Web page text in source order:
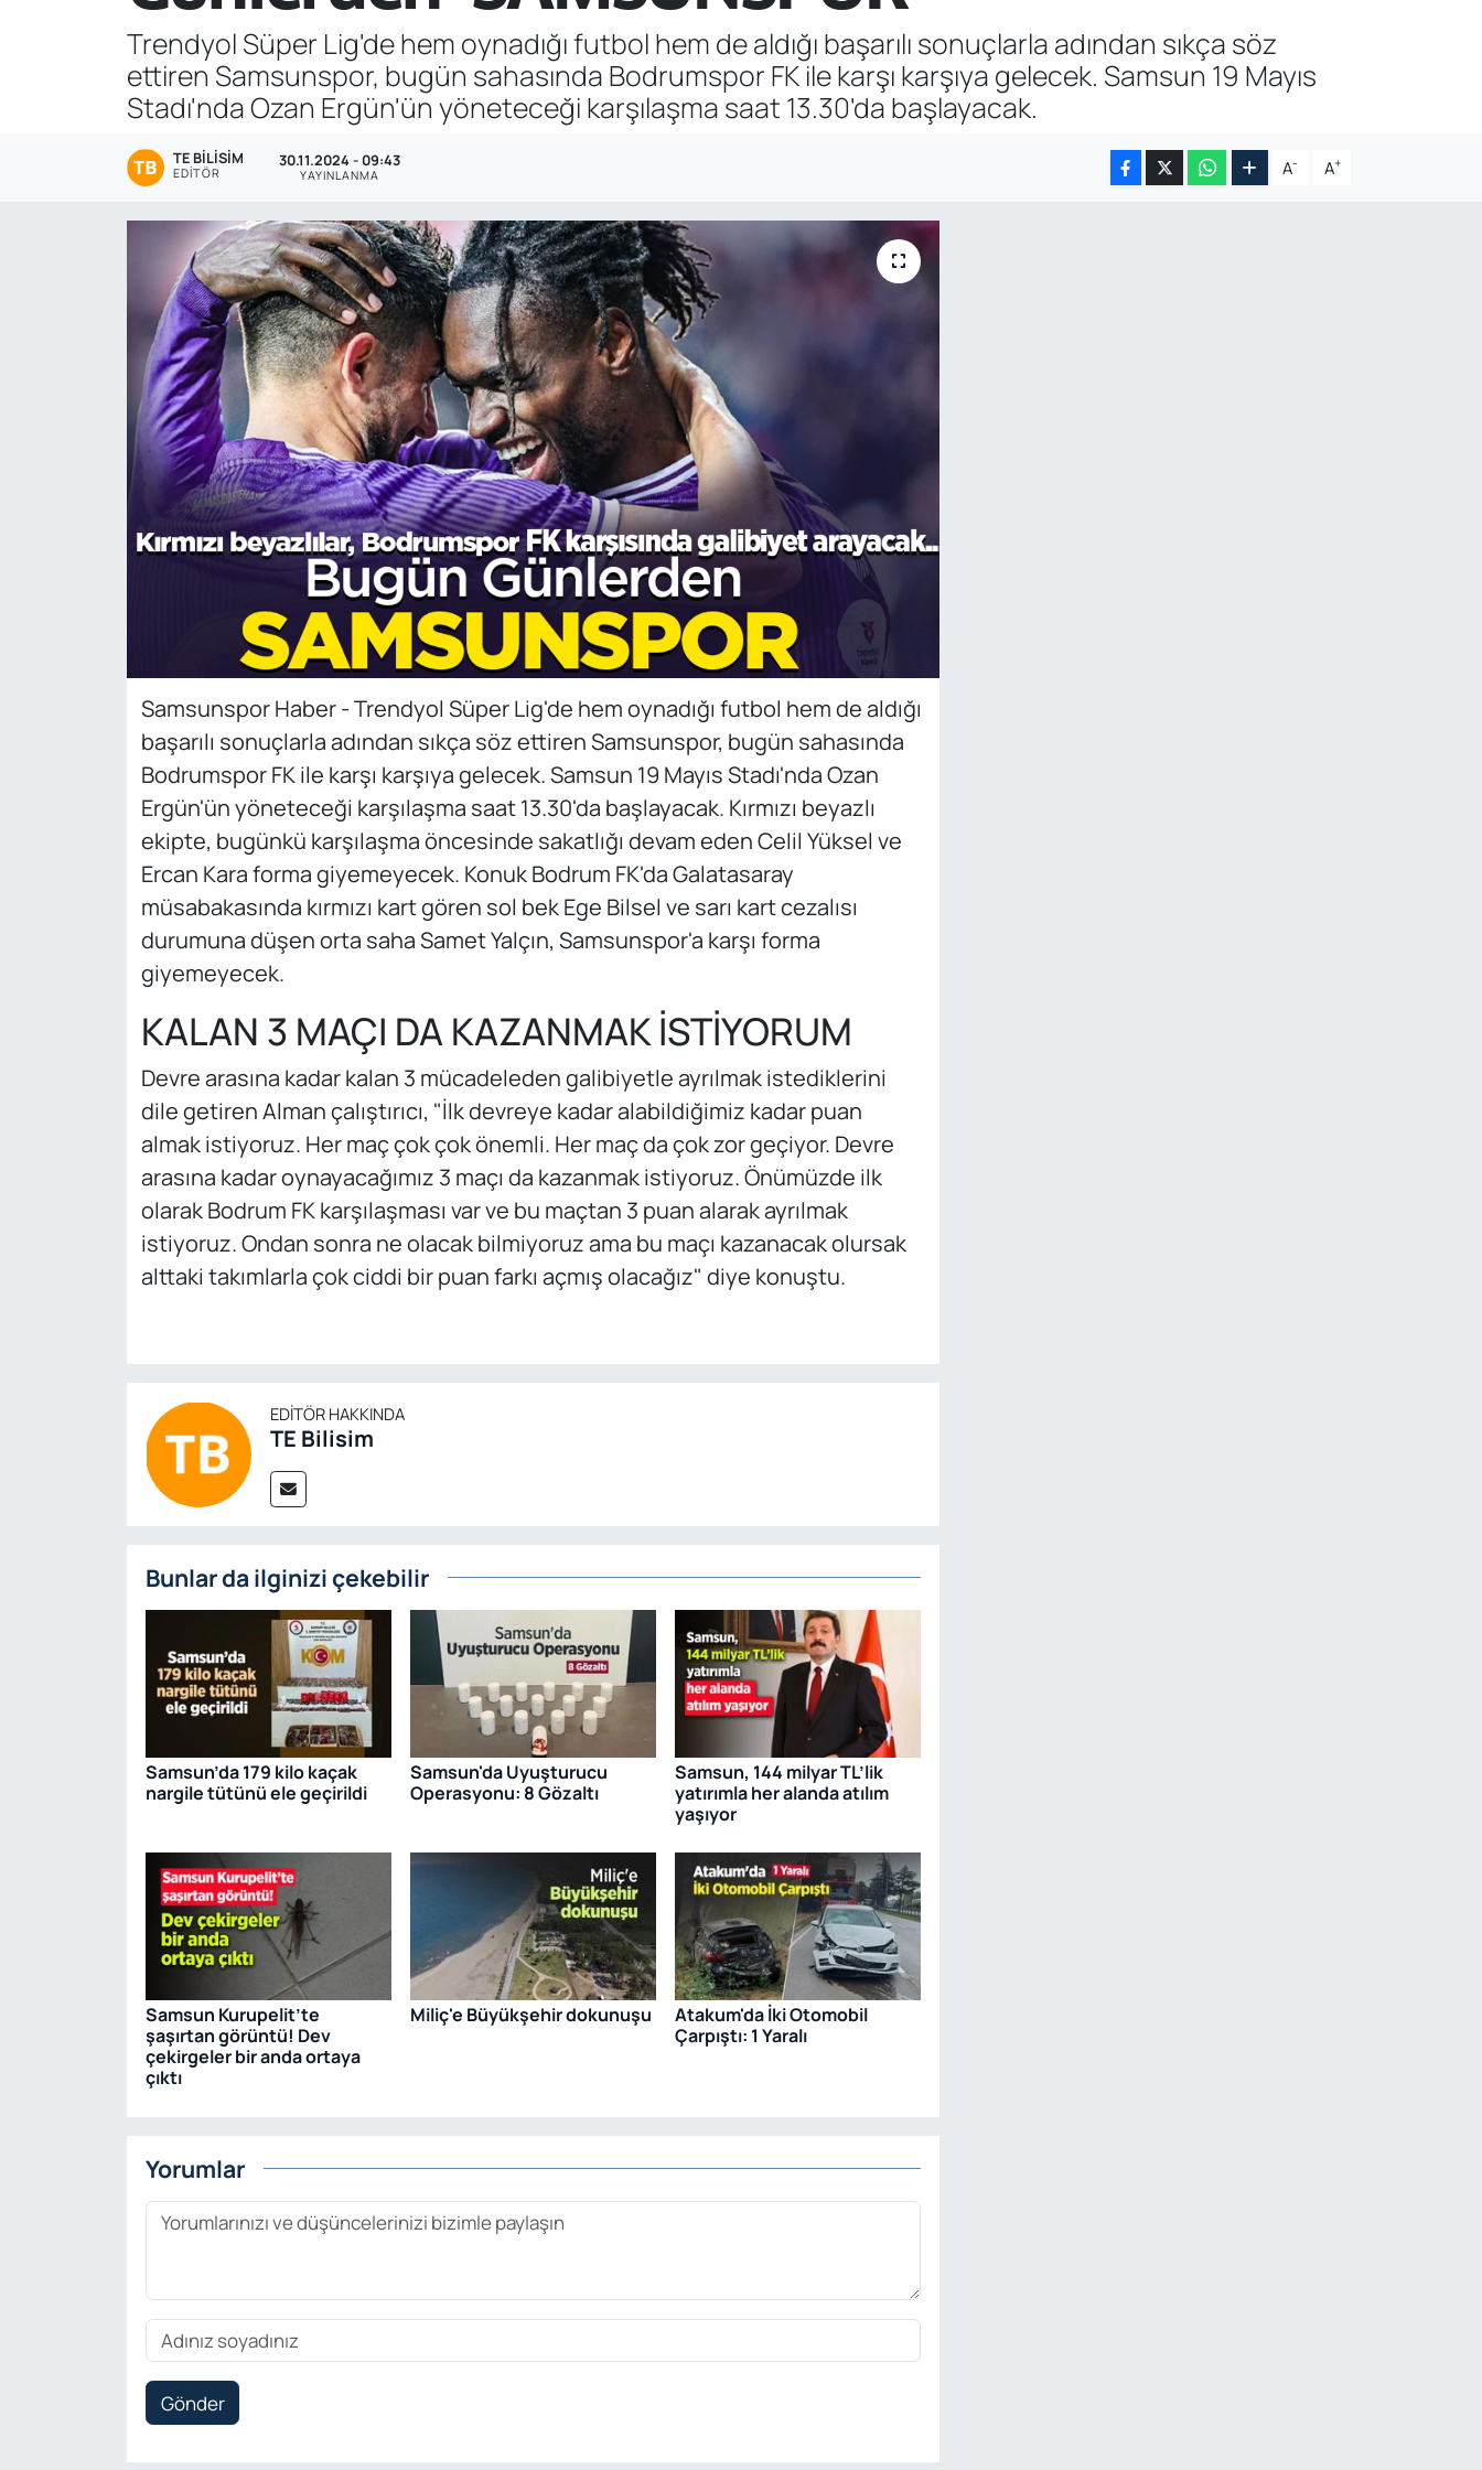
Trendyol Süper Lig'de hem oynadığı futbol hem de aldığı başarılı sonuçlarla adından sıkça söz
ettiren Samsunspor, bugün sahasında Bodrumspor FK ile karşı karşıya gelecek. Samsun 19 Mayıs
Stadı'nda Ozan Ergün'ün yöneteceği karşılaşma saat 13.30'da başlayacak.
TE BILISIM
EDITÖR
30.11.2024 - 09:43
YAYINLANMA A- A+
Samsunspor Haber - Trendyol Süper Lig'de hem oynadığı futbol hem de aldığı
başarılı sonuçlarla adından sıkça söz ettiren Samsunspor, bugün sahasında
Bodrumspor FK ile karşı karşıya gelecek. Samsun 19 Mayıs Stadı'nda Ozan
Ergün'ün yöneteceği karşılaşma saat 13.30'da başlayacak. Kırmızı beyazlı
ekipte, bugünkü karşılaşma öncesinde sakatlığı devam eden Celil Yüksel ve
Ercan Kara forma giyemeyecek. Konuk Bodrum FK'da Galatasaray
müsabakasında kırmızı kart gören sol bek Ege Bilsel ve sarı kart cezalısı
durumuna düşen orta saha Samet Yalçın, Samsunspor'a karşı forma
giyemeyecek.
KALAN 3 MAÇI DA KAZANMAK İSTİYORUM
Devre arasına kadar kalan 3 mücadeleden galibiyetle ayrılmak istediklerini
dile getiren Alman çalıştırıcı, "İlk devreye kadar alabildiğimiz kadar puan
almak istiyoruz. Her maç çok çok önemli. Her maç da çok zor geçiyor. Devre
arasına kadar oynayacağımız 3 maçı da kazanmak istiyoruz. Önümüzde ilk
olarak Bodrum FK karşılaşması var ve bu maçtan 3 puan alarak ayrılmak
istiyoruz. Ondan sonra ne olacak bilmiyoruz ama bu maçı kazanacak olursak
alttaki takımlarla çok ciddi bir puan farkı açmış olacağız" diye konuştu.
EDITÖR HAKKINDA
TE Bilisim
Bunlar da ilginizi çekebilir
Samsun’da 179 kilo kaçak
nargile tütünü ele geçirildi
Samsun'da Uyuşturucu
Operasyonu: 8 Gözaltı
Samsun, 144 milyar TL’lik
yatırımla her alanda atılım
yaşıyor
Samsun Kurupelit’te
şaşırtan görüntü! Dev
çekirgeler bir anda ortaya
çıktı
Miliç'e Büyükşehir dokunuşu
Atakum'da İki Otomobil
Çarpıştı: 1 Yaralı
Yorumlar
Gönder
Gündem
Özel Haber